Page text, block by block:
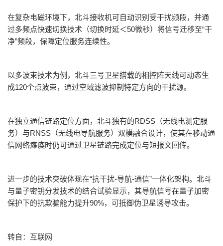
在复杂电磁环境下，北斗接收机可自动识别受干扰频段，并通
过多频点快速切换技术（切换时延＜50微秒）将信号迁移至“干
净”频段，保障定位服务连续性。
以多波束技术为例 ，北斗三号卫星搭载的相控阵天线可动态生
成120个点波束，通过空域滤波抑制特定方向的干扰源。
在独立通信链路定位方面，北斗独有的RDSS （无线电测定服
务）与RNSS （无线电导航服务）双模融合设计，使其在移动通
信网络瘫痪时仍可通过卫星链路完成定位与短报文回传。
进一步的技术突破体现在“抗干扰-导航-通信”一体化架构。北斗
与量子密钥分发技术的结合试验显示，其导航信号在量子加密
保护下的抗欺骗能力提升90%，可抵御伪卫星诱导攻击。
转自：互联网